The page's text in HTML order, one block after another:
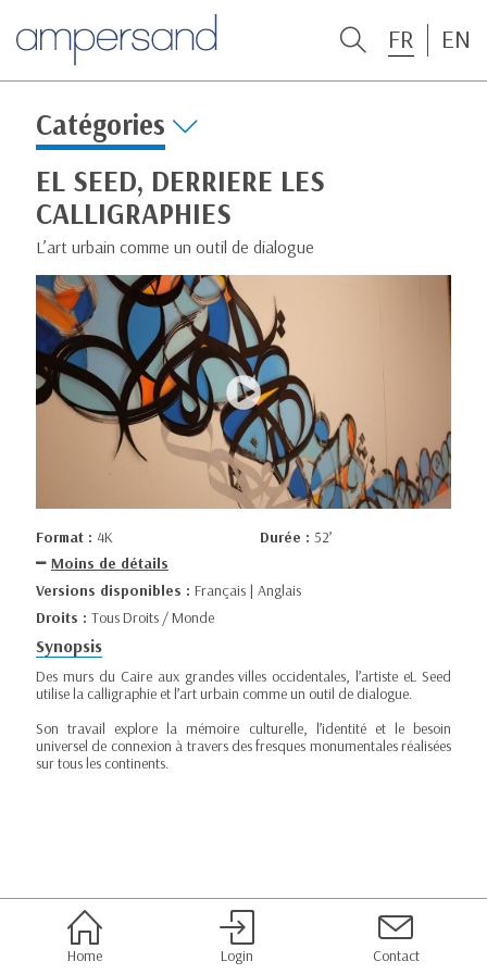
FR EN
Catégories
EL SEED, DERRIERE LES
CALLIGRAPHIES
L’art urbain comme un outil de dialogue
Format : 4K Durée : 52’
Moins de détails
Versions disponibles : Français | Anglais
Droits : Tous Droits / Monde
Synopsis
Des murs du Caire aux grandes villes occidentales, l’artiste eL Seed
utilise la calligraphie et l’art urbain comme un outil de dialogue.
Son travail explore la mémoire culturelle, l’identité et le besoin
universel de connexion à travers des fresques monumentales réalisées
sur tous les continents.
Home Login Contact